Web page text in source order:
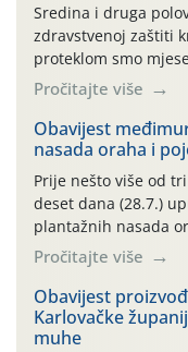
Sredina i druga
zdravstvenoj zaštiti
proteklom smo
preventivnim
uzročnika bolesti,
06.7.)! Na početku
povijesno i
najviše temperature
Pročitajte više
Obavijest
nasada oraha i
Prije nešto više od
deset dana (28.7.)
plantažnih nasada
leta i ovogodišnjoj
orahove muhe
traje drugi
izražen zadnja šest
temperature zraka
Pročitajte više
Obavijest
Karlovačke
muhe